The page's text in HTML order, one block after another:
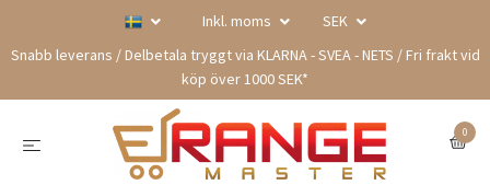
Inkl. moms
SEK
Snabb leverans / Delbetala tryggt via KLARNA - SVEA - NETS / Fri frakt vid
köp över 1000 SEK*
0